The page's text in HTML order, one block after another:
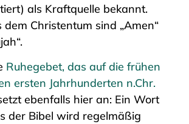
als Kraftquelle bekannt.
dem Christentum sind „Amen“
Ruhegebet, das auf die frühen
ersten Jahrhunderten n.Chr.
ebenfalls hier an: Ein Wort
der Bibel wird regelmäßig